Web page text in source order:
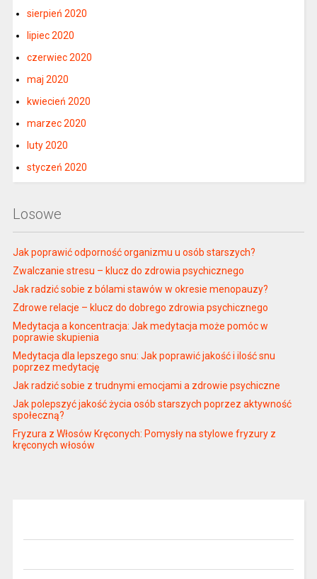
sierpień 2020
lipiec 2020
czerwiec 2020
maj 2020
kwiecień 2020
marzec 2020
luty 2020
styczeń 2020
Losowe
Jak poprawić odporność organizmu u osób starszych?
Zwalczanie stresu – klucz do zdrowia psychicznego
Jak radzić sobie z bólami stawów w okresie menopauzy?
Zdrowe relacje – klucz do dobrego zdrowia psychicznego
Medytacja a koncentracja: Jak medytacja może pomóc w
poprawie skupienia
Medytacja dla lepszego snu: Jak poprawić jakość i ilość snu
poprzez medytację
Jak radzić sobie z trudnymi emocjami a zdrowie psychiczne
Jak polepszyć jakość życia osób starszych poprzez aktywność
społeczną?
Fryzura z Włosów Kręconych: Pomysły na stylowe fryzury z
kręconych włosów